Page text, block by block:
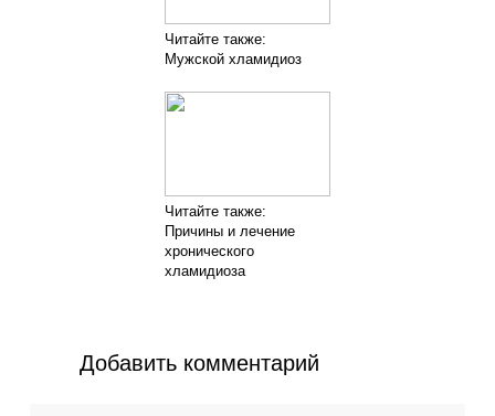
Читайте также:
Мужской хламидиоз
Читайте также:
Причины и лечение
хронического
хламидиоза
Добавить комментарий